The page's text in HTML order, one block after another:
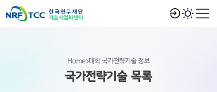
Home 대학 국가전략기술 정보
국가전략기술 목록